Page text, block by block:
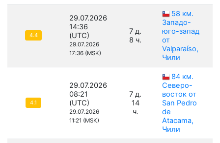
4.4
29.07.2026
14:36
(UTC)
29.07.2026
17:36 (MSK)
7 д.
8 ч.
58 км.
Западо-
юго-запад
от
Valparaíso,
Чили
4.1
29.07.2026
08:21
(UTC)
29.07.2026
11:21 (MSK)
7 д.
14
ч.
84 км.
Северо-
восток от
San Pedro
de
Atacama,
Чили